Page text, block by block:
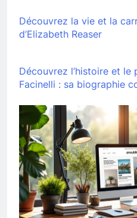
Découvrez la vie et la
d’Elizabeth Reaser
Découvrez l’histoire et le
Facinelli : sa biographie